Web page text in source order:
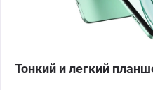
Тонкий и легкий